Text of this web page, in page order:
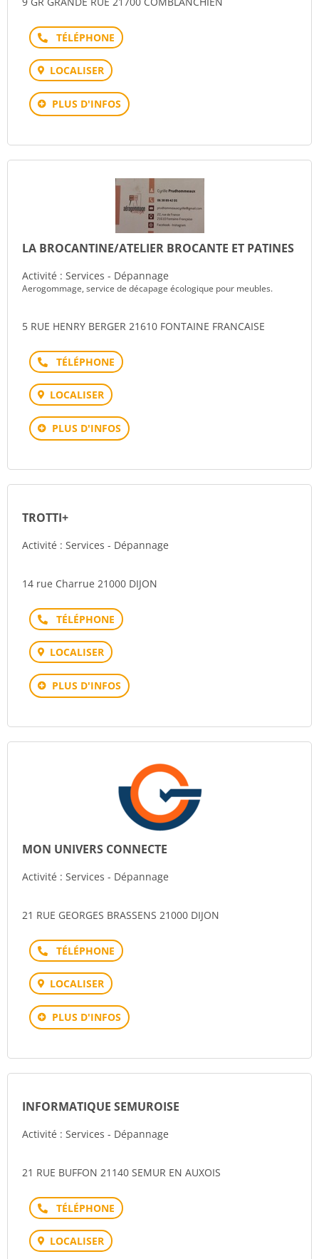
Téléphone
LOCALISER
PLUS D'INFOS
LA BROCANTINE/ATELIER BROCANTE ET PATINES
Activité : Services - Dépannage
Aerogommage, service de décapage écologique pour meubles.
5 RUE HENRY BERGER 21610 FONTAINE FRANCAISE
Téléphone
LOCALISER
PLUS D'INFOS
TROTTI+
Activité : Services - Dépannage
14 rue Charrue 21000 DIJON
Téléphone
LOCALISER
PLUS D'INFOS
MON UNIVERS CONNECTE
Activité : Services - Dépannage
21 RUE GEORGES BRASSENS 21000 DIJON
Téléphone
LOCALISER
PLUS D'INFOS
INFORMATIQUE SEMUROISE
Activité : Services - Dépannage
21 RUE BUFFON 21140 SEMUR EN AUXOIS
Téléphone
LOCALISER